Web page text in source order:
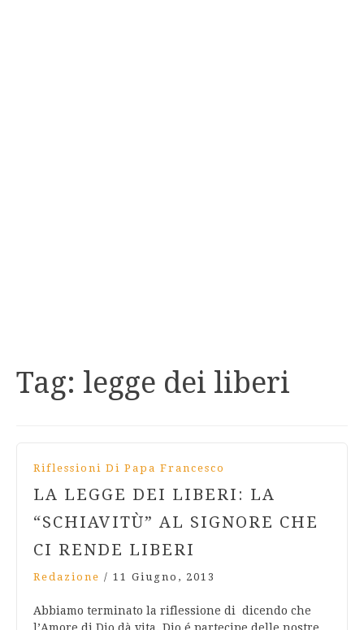
Tag: legge dei liberi
Riflessioni Di Papa Francesco
LA LEGGE DEI LIBERI: LA
“SCHIAVITÙ” AL SIGNORE CHE
CI RENDE LIBERI
Redazione / 11 Giugno, 2013
Abbiamo terminato la riflessione di dicendo che